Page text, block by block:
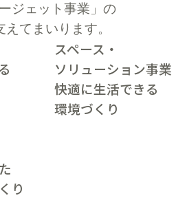
ジェット事業」の
てまいります。
スペース・
ソリューション事業
快適に生活できる
環境づくり
り